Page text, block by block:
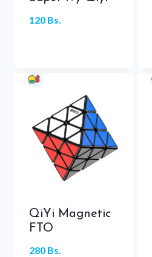
120 Bs.
QiYi Magnetic
FTO
280 Bs.